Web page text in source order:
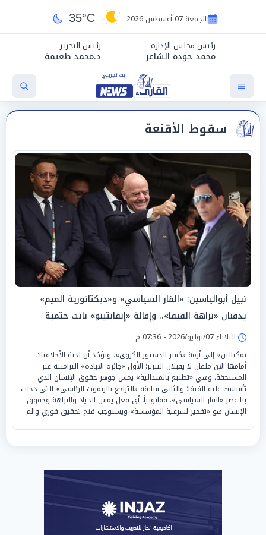
الجمعة 07 أغسطس 2026 35°C
رئيس مجلس الإدارة
محمد جودة الشاعر
رئيس التحرير
د.محمد طعيمة
سقوط الأقنعة
نبيل أبوالياسين: «الفار السياسي» و«ديكتاتورية الميم»
يدفنان «نزاهة الفيفا».. وإقالة «إنفانتينو» باتت حتمية
الثلاثاء 07/يوليو/2026 - 07:36 م
بمكيالين» إلى أزمة «كسر الدستور الكروي». ويؤكد أن لجنة الأخلاقيات
أمامها الآن ملفان لا يقبلان التبرير: الأول «جائزة الإبادة» الترامبية غير
المستحقة، وهي «تطبيع بالميدالية» يمس جوهر حقوق الإنسان الذي
تأسست عليه الفيفا؛ والثاني سابقة «التراجع بالريموت الرئاسي» التي دخلت
بنا عصر «الفار السياسي». فقانونياً، أي فعل يمس الحياد والنزاهة وحقوق
الإنسان هو «تفجير لشرعية المؤسسة» ويستوجب فتح تحقيق فوري والم